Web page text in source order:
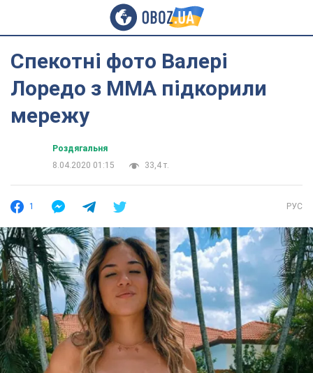
Спекотні фото Валері
Лоредо з MMA підкорили
мережу
Роздягальня
8.04.2020 01:15
33,4 т.
1 РУС